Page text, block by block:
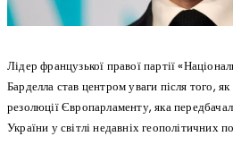
Лідер французької правої партії
Барделла став центром уваги після того,
резолюції Європарламенту, яка
України у світлі недавніх геополітичних